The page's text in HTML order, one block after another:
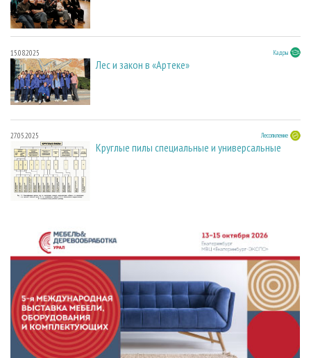
15.08.2025 Кадры
Лес и закон в «Артеке»
27.05.2025 Лесопиление
Круглые пилы специальные и универсальные